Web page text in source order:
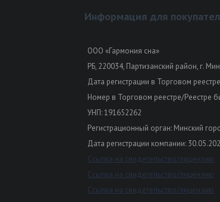
Информация для
ООО «Гармония сна»
РБ, 220034, Партизанский район, г.
Дата регистрации в Торговом
Номер в Торговом реестре/Реестре
УНП: 191652262
Регистрационный орган: Минский
Дата регистрации компании:
Ссылка на свидетельство/лицензию
Ссылка на свидетельство/лицензию
Ссылка на свидетельство/лицензию